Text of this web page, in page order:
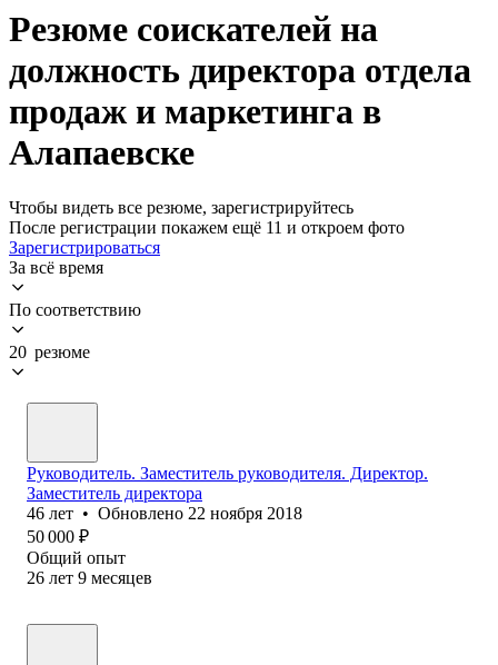
Резюме соискателей на
должность директора отдела
продаж и маркетинга в
Алапаевске
Чтобы видеть все резюме, зарегистрируйтесь
После регистрации покажем ещё 11 и откроем фото
Зарегистрироваться
За всё время
По соответствию
20 резюме
Руководитель. Заместитель руководителя. Директор.
Заместитель директора
46 лет • Обновлено 22 ноября 2018
50 000 ₽
Общий опыт
26 лет 9 месяцев